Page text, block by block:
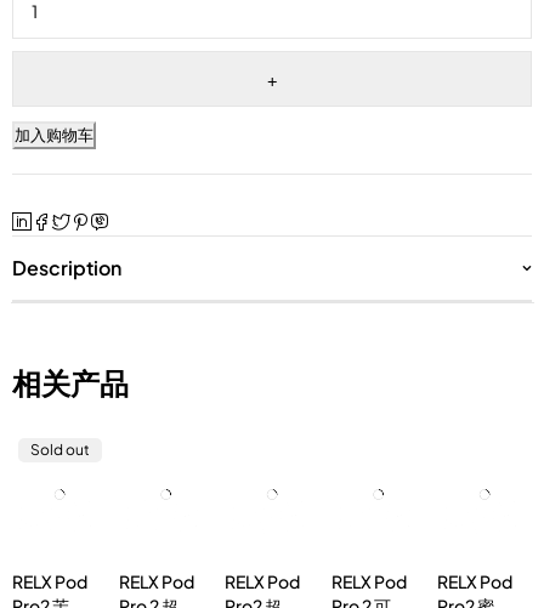
加入购物车
Description
相关产品
Sold out
RELX Pod
RELX Pod
RELX Pod
RELX Pod
RELX Pod